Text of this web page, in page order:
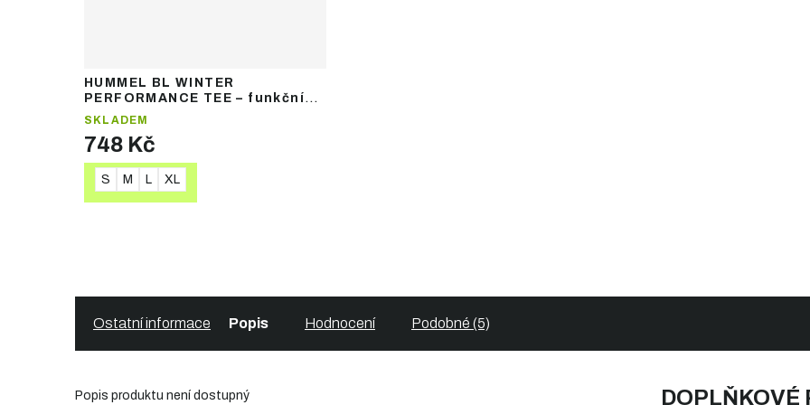
HUMMEL BL WINTER
PERFORMANCE TEE – funkční
termotričko s dlouhým rukávem
SKLADEM
748 Kč
DETAIL
S M L XL
Popis Podobné (5)
Hodnocení
Ostatní informace
Popis produktu není dostupný DOPLŇKOVÉ